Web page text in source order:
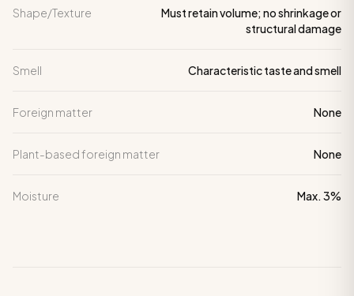
Shape/Texture
Must retain volume; no shrinkage or
structural damage
Smell Characteristic taste and smell
Foreign matter None
Plant-based foreign matter None
Moisture Max. 3%